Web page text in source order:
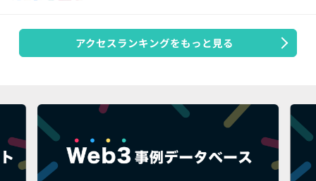
アクセスランキングをもっと見る